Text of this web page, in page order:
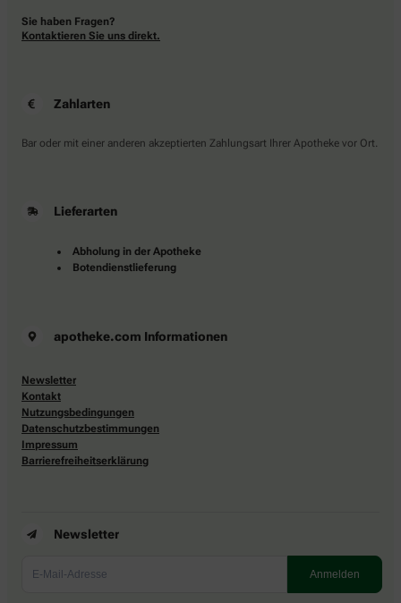
Sie haben Fragen?
Kontaktieren Sie uns direkt.
Zahlarten
Bar oder mit einer anderen akzeptierten Zahlungsart Ihrer Apotheke vor Ort.
Lieferarten
Abholung in der Apotheke
Botendienstlieferung
apotheke.com Informationen
Newsletter
Kontakt
Nutzungsbedingungen
Datenschutzbestimmungen
Impressum
Barrierefreiheitserklärung
Newsletter